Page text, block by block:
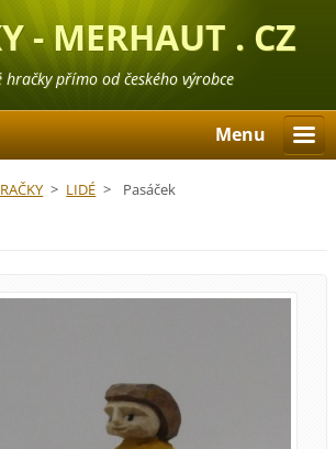
- MERHAUT . CZ
hračky přímo od českého výrobce
Menu
> LIDÉ > Pasáček